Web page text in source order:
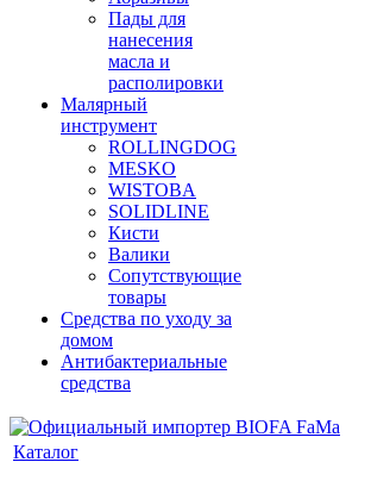
Пады для
нанесения
масла и
располировки
Малярный
инструмент
ROLLINGDOG
MESKO
WISTOBA
SOLIDLINE
Кисти
Валики
Сопутствующие
товары
Средства по уходу за
домом
Антибактериальные
средства
Каталог